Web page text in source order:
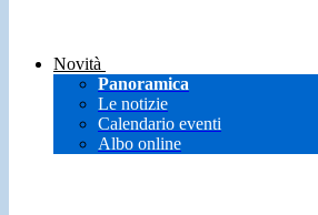
Novità
Panoramica
Le notizie
Calendario eventi
Albo online